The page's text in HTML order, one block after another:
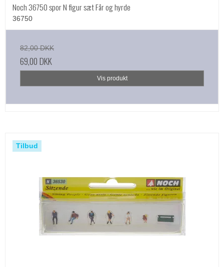
Noch 36750 spor N figur sæt Får og hyrde
36750
82,00 DKK
69,00 DKK
Vis produkt
Tilbud